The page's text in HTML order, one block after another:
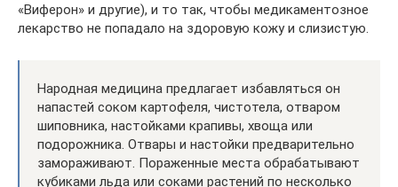
«Виферон» и другие), и то так, чтобы медикаментозное
лекарство не попадало на здоровую кожу и слизистую.
Народная медицина предлагает избавляться он
напастей соком картофеля, чистотела, отваром
шиповника, настойками крапивы, хвоща или
подорожника. Отвары и настойки предварительно
замораживают. Пораженные места обрабатывают
кубиками льда или соками растений по несколько